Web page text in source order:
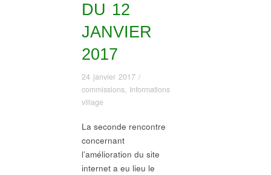
DU 12
JANVIER
2017
24 janvier 2017/
commissions, Informations
village
La seconde rencontre
concernant
l’amélioration du site
internet a eu lieu le